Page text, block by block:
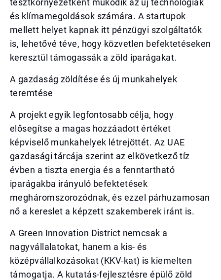
tesztkörnyezetként működik az új technológiák
és klímamegoldások számára. A startupok
mellett helyet kapnak itt pénzügyi szolgáltatók
is, lehetővé téve, hogy közvetlen befektetéseken
keresztül támogassák a zöld iparágakat.
A gazdaság zöldítése és új munkahelyek
teremtése
A projekt egyik legfontosabb célja, hogy
elősegítse a magas hozzáadott értéket
képviselő munkahelyek létrejöttét. Az UAE
gazdasági tárcája szerint az elkövetkező tíz
évben a tiszta energia és a fenntartható
iparágakba irányuló befektetések
megháromszorozódnak, és ezzel párhuzamosan
nő a kereslet a képzett szakemberek iránt is.
A Green Innovation District nemcsak a
nagyvállalatokat, hanem a kis- és
középvállalkozásokat (KKV-kat) is kiemelten
támogatja. A kutatás-fejlesztésre épülő zöld